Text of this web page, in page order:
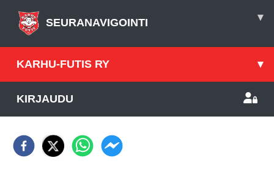
SEURANAVIGOINTI ▾
KARHU-FUTIS RY ▾
KIRJAUDU